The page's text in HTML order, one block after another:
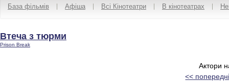
База фільмів Афіша Всі Кінотеатри В кінотеатрах
Втеча з тюрми
Prison Break
Актори
<<